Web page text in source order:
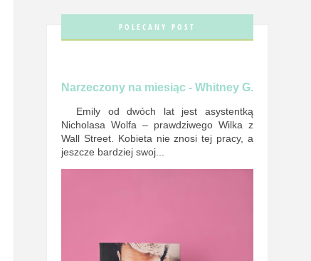
POLECANY POST
Narzeczony na miesiąc - Whitney G.
Emily od dwóch lat jest asystentką
Nicholasa Wolfa – prawdziwego Wilka z
Wall Street. Kobieta nie znosi tej pracy, a
jeszcze bardziej swoj...